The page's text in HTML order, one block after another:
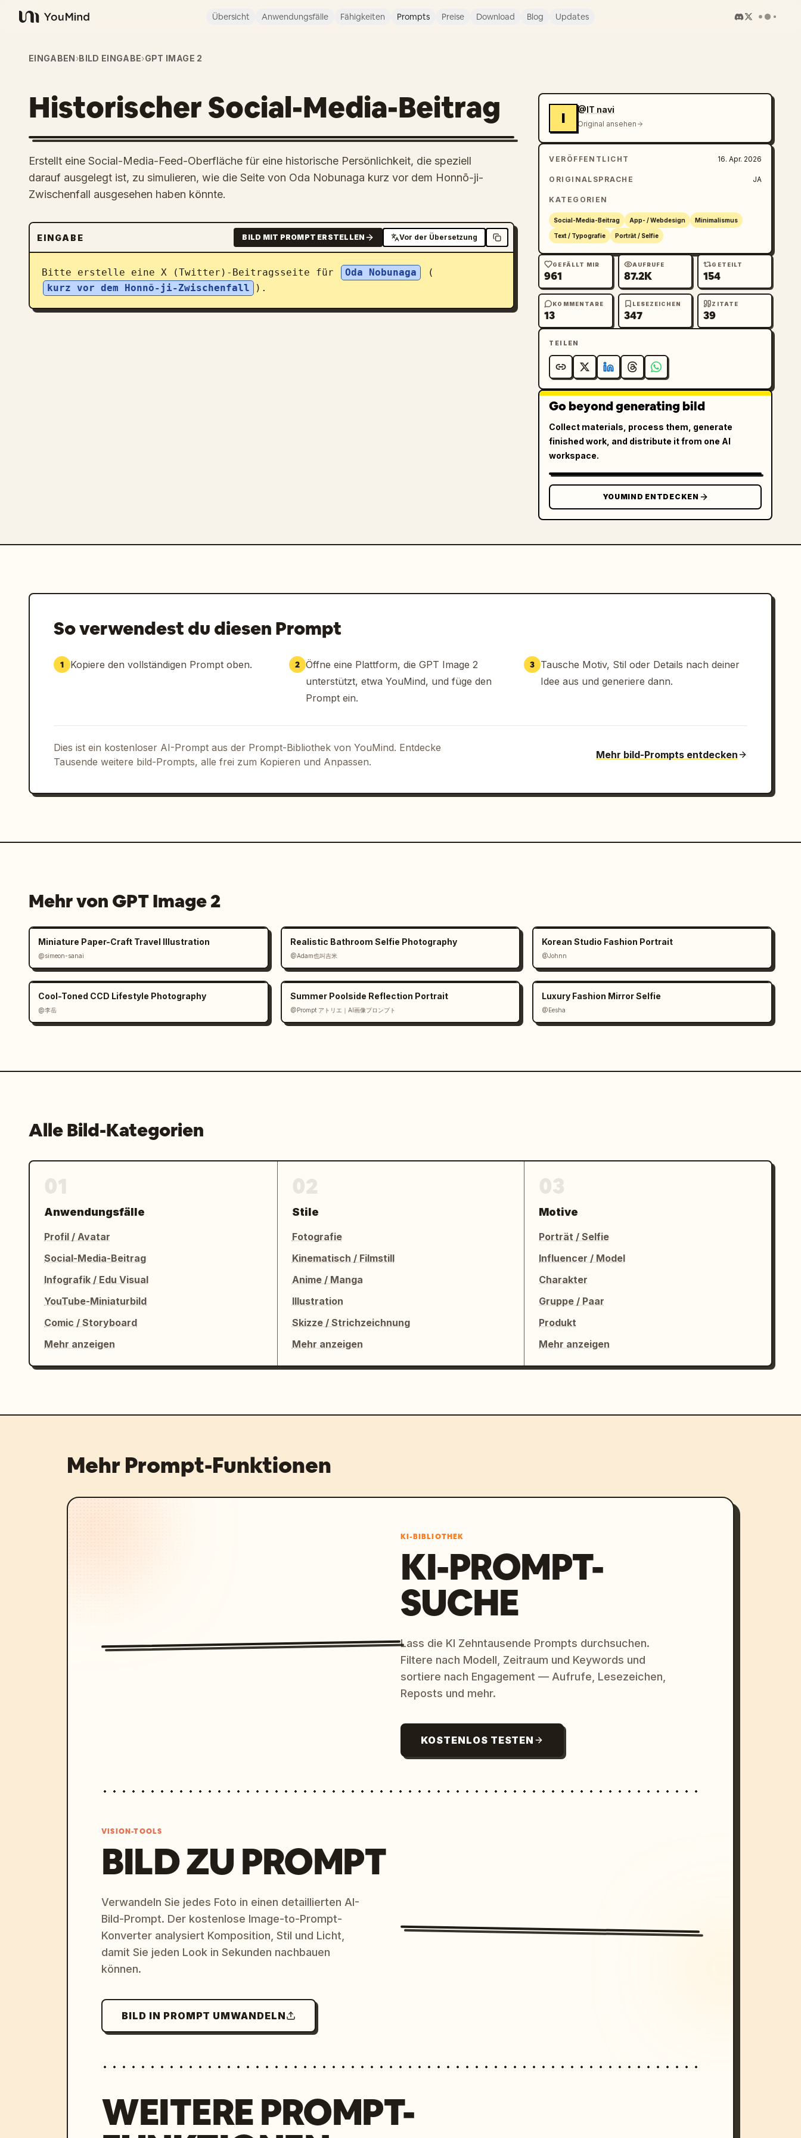
YouMind
Übersicht Anwendungsfälle Fähigkeiten Prompts Preise Download Blog Updates
EINGABEN›BILD EINGABE›GPT IMAGE 2
Historischer Social-Media-Beitrag
Erstellt eine Social-Media-Feed-Oberfläche für eine historische Persönlichkeit, die speziell
darauf ausgelegt ist, zu simulieren, wie die Seite von Oda Nobunaga kurz vor dem Honnō-ji-
Zwischenfall ausgesehen haben könnte.
EINGABE BILD MIT PROMPT ERSTELLEN Vor der Übersetzung
Bitte erstelle eine X (Twitter)-Beitragsseite für Oda Nobunaga
(
kurz vor dem Honnō-ji-Zwischenfall
).
I
@IT navi
Original ansehen
VERÖFFENTLICHT 16. Apr. 2026
ORIGINALSPRACHE JA
KATEGORIEN
Social-Media-Beitrag App- / Webdesign Minimalismus
Text / Typografie Porträt / Selfie
GEFÄLLT MIR
961
AUFRUFE
87.2K
GETEILT
154
KOMMENTARE
13
LESEZEICHEN
347
ZITATE
39
TEILEN
Go beyond generating bild
Collect materials, process them, generate
finished work, and distribute it from one AI
workspace.
YOUMIND ENTDECKEN
So verwendest du diesen Prompt
1 Kopiere den vollständigen Prompt oben. 2 Öffne eine Plattform, die GPT Image 2
unterstützt, etwa YouMind, und füge den
Prompt ein.
3
Tausche Motiv, Stil oder Details nach deiner
Idee aus und generiere dann.
Dies ist ein kostenloser AI-Prompt aus der Prompt-Bibliothek von YouMind. Entdecke
Tausende weitere bild-Prompts, alle frei zum Kopieren und Anpassen.
Mehr bild-Prompts entdecken
Mehr von GPT Image 2
Miniature Paper-Craft Travel Illustration
@simeon-sanai
Realistic Bathroom Selfie Photography
@Adam也叫吉米
Korean Studio Fashion Portrait
@Johnn
Cool-Toned CCD Lifestyle Photography
@李岳
Summer Poolside Reflection Portrait
@Prompt アトリエ｜AI画像プロンプト
Luxury Fashion Mirror Selfie
@Eesha
Alle Bild-Kategorien
Anwendungsfälle
Profil / Avatar
Social-Media-Beitrag
Infografik / Edu Visual
YouTube-Miniaturbild
Comic / Storyboard
Mehr anzeigen
Stile
Fotografie
Kinematisch / Filmstill
Anime / Manga
Illustration
Skizze / Strichzeichnung
Mehr anzeigen
Motive
Porträt / Selfie
Influencer / Model
Charakter
Gruppe / Paar
Produkt
Mehr anzeigen
Mehr Prompt-Funktionen
KI-BIBLIOTHEK
KI-PROMPT-
SUCHE
Lass die KI Zehntausende Prompts durchsuchen.
Filtere nach Modell, Zeitraum und Keywords und
sortiere nach Engagement — Aufrufe, Lesezeichen,
Reposts und mehr.
KOSTENLOS TESTEN
VISION-TOOLS
BILD ZU PROMPT
Verwandeln Sie jedes Foto in einen detaillierten AI-
Bild-Prompt. Der kostenlose Image-to-Prompt-
Konverter analysiert Komposition, Stil und Licht,
damit Sie jeden Look in Sekunden nachbauen
können.
BILD IN PROMPT UMWANDELN
WEITERE PROMPT-